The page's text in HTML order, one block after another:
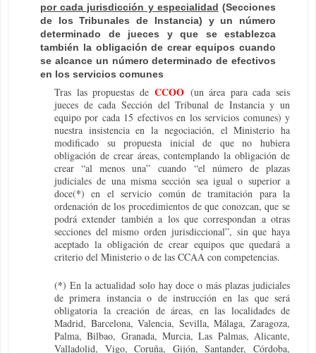
por cada jurisdicción y especialidad (Secciones
de los Tribunales de Instancia) y un número
determinado de jueces y que se establezca
también la obligación de crear equipos cuando
se alcance un número determinado de efectivos
en los servicios comunes
Tras las propuestas deCCOO (un área para cada seis
jueces de cada Sección del Tribunal de Instancia y un
equipo por cada 15 efectivos en los servicios comunes) y
nuestra insistencia en la negociación, el Ministerio ha
modificado su propuesta inicial de que no hubiera
obligación de crear áreas, contemplando la obligación de
crear “al menos una” cuando “el número de plazas
judiciales de una misma sección sea igual o superior a
doce(*) en el servicio común de tramitación para la
ordenación de los procedimientos de que conozcan, que se
podrá extender también a los que correspondan a otras
secciones del mismo orden jurisdiccional”, sin que haya
aceptado la obligación de crear equipos que quedará a
criterio del Ministerio o de las CCAA con competencias.
(*) En la actualidad solo hay doce o más plazas judiciales
de primera instancia o de instrucción en las que será
obligatoria la creación de áreas, en las localidades de
Madrid, Barcelona, Valencia, Sevilla, Málaga, Zaragoza,
Palma, Bilbao, Granada, Murcia, Las Palmas, Alicante,
Valladolid, Vigo, Coruña, Gijón, Santander, Córdoba,